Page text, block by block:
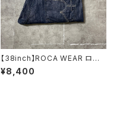
【38inch】ROCA WEAR ロカ
ウェア ジッパーフライ 濃
紺 バギーデニムパンツ ジー
¥8,400